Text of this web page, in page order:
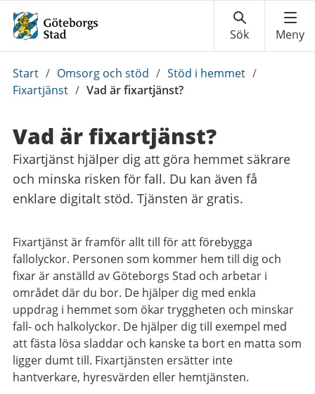
Du
är
Start / Omsorg och stöd / Stöd i hemmet /
Fixartjänst / Vad är fixartjänst?
Vad är fixartjänst?
Fixartjänst hjälper dig att göra hemmet säkrare
och minska risken för fall. Du kan även få
enklare digitalt stöd. Tjänsten är gratis.
Fixartjänst är framför allt till för att förebygga
fallolyckor. Personen som kommer hem till dig och
fixar är anställd av Göteborgs Stad och arbetar i
området där du bor. De hjälper dig med enkla
uppdrag i hemmet som ökar tryggheten och minskar
fall- och halkolyckor. De hjälper dig till exempel med
att fästa lösa sladdar och kanske ta bort en matta som
ligger dumt till. Fixartjänsten ersätter inte
hantverkare, hyresvärden eller hemtjänsten.